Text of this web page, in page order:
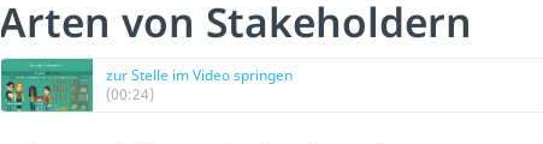
Arten von Stakeholdern
zur Stelle im Video springen
(00:24)